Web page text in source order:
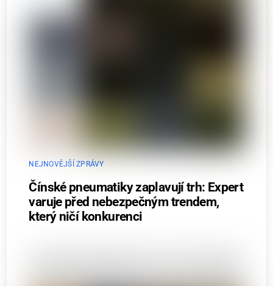
NEJNOVĚJŠÍ ZPRÁVY
Čínské pneumatiky zaplavují trh: Expert
varuje před nebezpečným trendem,
který ničí konkurenci